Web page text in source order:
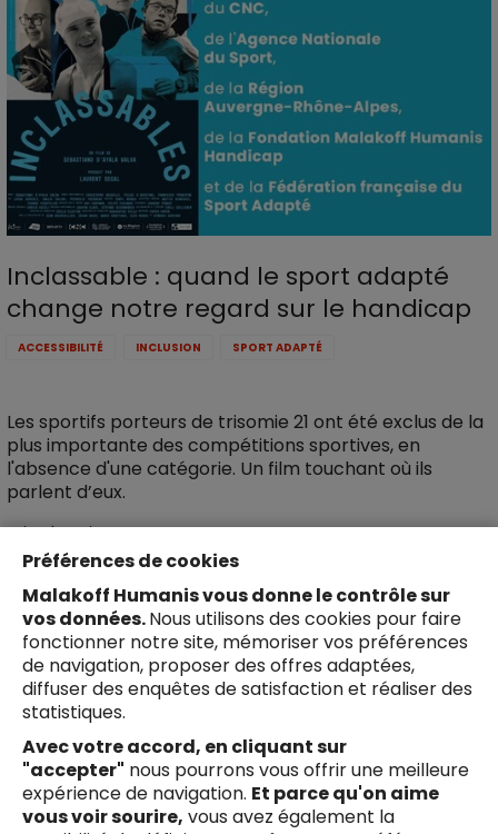
Préférences de cookies
Malakoff Humanis vous donne le contrôle sur
vos données.Nous utilisons des cookies pour faire
fonctionner notre site, mémoriser vos préférences
de navigation, proposer des offres adaptées,
diffuser des enquêtes de satisfaction et réaliser des
statistiques.
Avec votre accord, en cliquant sur
"accepter" nous pourrons vous offrir une meilleure
expérience de navigation. Et parce qu'on aime
vous voir sourire, vous avez également la
Inclassable : quand le sport adapté
change notre regard sur le handicap
ACCESSIBILITÉ INCLUSION SPORT ADAPTÉ
Les sportifs porteurs de trisomie 21 ont été exclus de la
plus importante des compétitions sportives, en
l'absence d'une catégorie. Un film touchant où ils
parlent d’eux.
Lire la suite
Afficher plus
Suivez-nous !
FacebookYoutube